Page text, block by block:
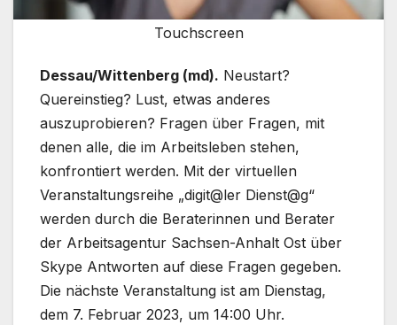
Touchscreen
Dessau/Wittenberg (md). Neustart?
Quereinstieg? Lust, etwas anderes
auszuprobieren? Fragen über Fragen, mit
denen alle, die im Arbeitsleben stehen,
konfrontiert werden. Mit der virtuellen
Veranstaltungsreihe „digit@ler Dienst@g“
werden durch die Beraterinnen und Berater
der Arbeitsagentur Sachsen-Anhalt Ost über
Skype Antworten auf diese Fragen gegeben.
Die nächste Veranstaltung ist am Dienstag,
dem 7. Februar 2023, um 14:00 Uhr.